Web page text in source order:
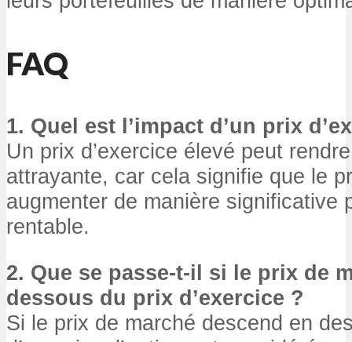
FAQ
1. Quel est l’impact d’un prix
Un prix d’exercice élevé peut
attrayante, car cela signifie que le
augmenter de manière significative
rentable.
2. Que se passe-t-il si le prix de
dessous du prix d’exercice ?
Si le prix de marché descend en